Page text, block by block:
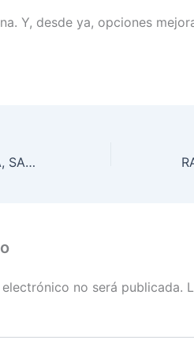
Y, desde ya, opciones
CALZONE DE MUZZARELLA, SARDO, TOMATE Y ALBAHACA
no será publicada.